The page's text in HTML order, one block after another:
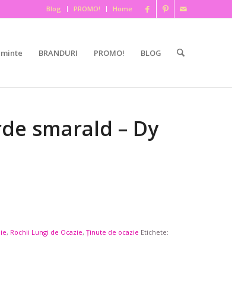
Blog PROMO! Home
BRANDURI PROMO! BLOG
smarald – Dy
, Rochii Lungi de Ocazie,Ținute de ocazie Etichete: